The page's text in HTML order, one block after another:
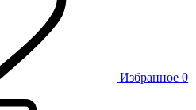
Избранное 0